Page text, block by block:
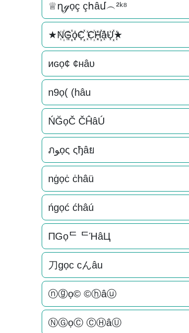
♕ղℊọç çհâմ︵²ᵏ⁸
★N꙰G꙰꙰ọC꙰꙰ C꙰H꙰꙰âU꙰꙰★
иɢọ¢ ¢нâυ
n9ọ( (hâu
ŃĞọČ ČĤâÚ
ภﻮọς ςђâย
nġọċ ċhâü
ńgọć ćhâú
ПGọᄃ ᄃΉâЦ
刀gọc cんâu
ⓝⓖọ© ©ⓗâⓤ
ⓃⒼọⒸ ⒸⒽâⓊ